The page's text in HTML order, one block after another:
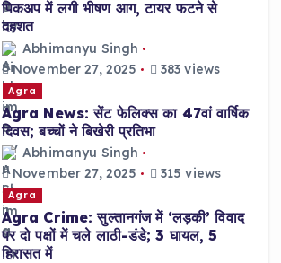
पिकअप में लगी भीषण आग, टायर फटने से
दहशत
Abhimanyu Singh
November 27, 2025
383 views
Agra
Agra News: सेंट फेलिक्स का 47वां वार्षिक
दिवस; बच्चों ने बिखेरी प्रतिभा
Abhimanyu Singh
November 27, 2025
315 views
Agra
Agra Crime: सुल्तानगंज में ‘लड़की’ विवाद
पर दो पक्षों में चले लाठी-डंडे; 3 घायल, 5
हिरासत में